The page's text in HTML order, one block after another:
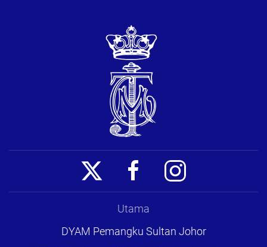
Utama
DYAM Pemangku Sultan Johor